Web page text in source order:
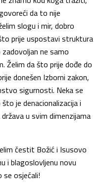
da to nije
slogu i mir, dobro
prije uspostavi struktura
ne samo
Želim da što prije dođe do
donešen Izborni zakon,
sigurnosti. Neka se
je denacionalizacija i
u svim dimenzijama
čestit Božić i Isusovo
i blagoslovljenu novu
se osjećali!